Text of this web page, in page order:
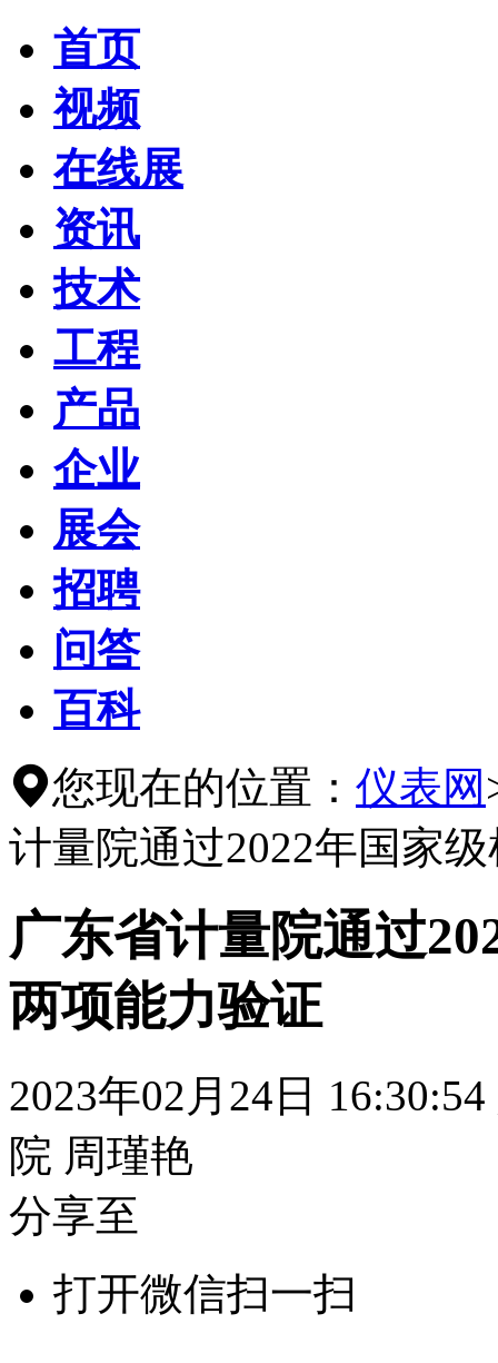
首页
视频
在线展
资讯
技术
工程
产品
企业
展会
招聘
问答
百科
您现在的位置： 仪表网
计量院通过2022年国家
广东省计量院通过
两项能力验证
2023年02月24日 16:30:54
院 周瑾艳
分享至
打开微信扫一扫